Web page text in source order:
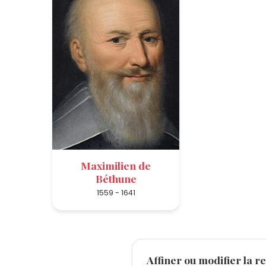
Maximilien de
Béthune
1559 - 1641
Affiner ou modifier la